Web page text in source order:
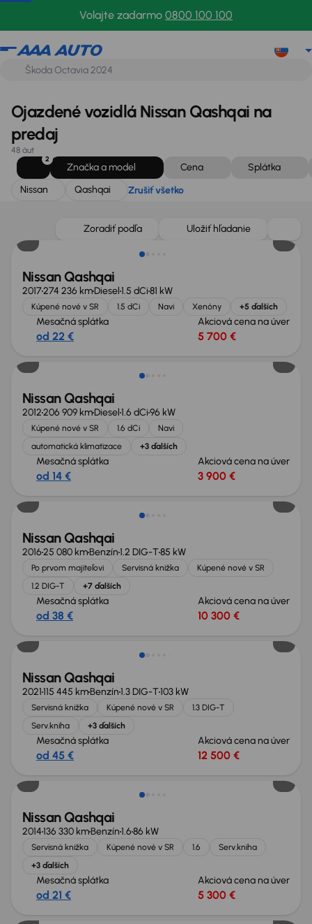
Volajte zadarmo 0800 100 100
Nissan
Ojazdené vozidlá Nissan Qashqai na
predaj
48 áut
2
Značka a model Cena
Splátka
Nissan
Qashqai Zrušiť všetko
Zoradiť podľa Uložiť hľadanie
Nissan Qashqai
2017274 236 kmDiesel1.5 dCi81 kW
Kúpené nové v SR 1.5 dCi Navi Xenóny +5 ďalších
Mesačná splátka
od 22 €
Akciová cena na úver
5 700 €
Zlacnené o 500 €
Nissan Qashqai
2012206 909 kmDiesel1.6 dCi96 kW
Kúpené nové v SR 1.6 dCi
Navi
automatická klimatizace
+3 ďalších
Mesačná splátka
od 14 €
Akciová cena na úver
3 900 €
Nissan Qashqai
201625 080 kmBenzín1.2 DIG-T85 kW
Po prvom majiteľovi Servisná knižka
Kúpené nové v SR
1.2 DIG-T
+7 ďalších
Mesačná splátka
od 38 €
Akciová cena na úver
10 300 €
Nissan Qashqai
2021115 445 kmBenzín1.3 DIG-T103 kW
Servisná knižka Kúpené nové v SR
1.3 DIG-T
Serv.kniha
+3 ďalších
Mesačná splátka
od 45 €
Akciová cena na úver
12 500 €
Možnosť odpočtu DPH
Nissan Qashqai
2014136 330 kmBenzín1.686 kW
Servisná knižka Kúpené nové v SR 1.6
Serv.kniha
+3 ďalších
Mesačná splátka
od 21 €
Akciová cena na úver
5 300 €
Nové v ponuke